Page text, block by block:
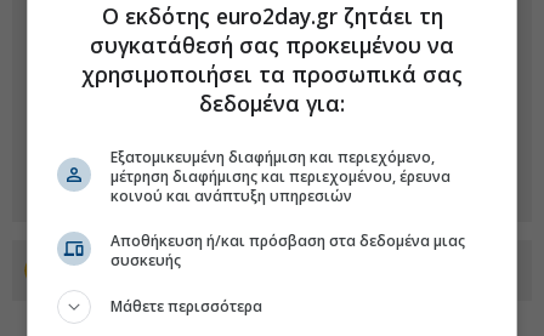
Προσθέστε το euro2day.gr στο Discover
Ο εκδότης euro2day.gr ζητάει τη
συγκατάθεσή σας προκειμένου να
χρησιμοποιήσει τα προσωπικά σας
δεδομένα για:
Εξατομικευμένη διαφήμιση και περιεχόμενο,
μέτρηση διαφήμισης και περιεχομένου, έρευνα
κοινού και ανάπτυξη υπηρεσιών
Αποθήκευση ή/και πρόσβαση στα δεδομένα μιας
συσκευής
Μάθετε περισσότερα